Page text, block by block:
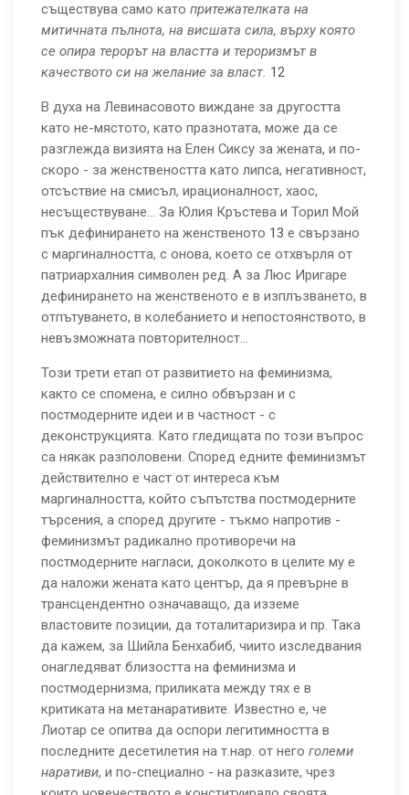
съществува само като притежателката на
митичната пълнота, на висшата сила, върху която
се опира терорът на властта и тероризмът в
качеството си на желание за власт. 12
В духа на Левинасовото виждане за другостта
като не-мястото, като празнотата, може да се
разглежда визията на Елен Сиксу за жената, и по-
скоро - за женствеността като липса, негативност,
отсъствие на смисъл, ирационалност, хаос,
несъществуване... За Юлия Кръстева и Торил Мой
пък дефинирането на женственото 13 е свързано
с маргиналността, с онова, което се отхвърля от
патриархалния символен ред. А за Люс Иригаре
дефинирането на женственото е в изплъзването, в
отпътуването, в колебанието и непостоянството, в
невъзможната повторителност...
Този трети етап от развитието на феминизма,
както се спомена, е силно обвързан и с
постмодерните идеи и в частност - с
деконструкцията. Като гледищата по този въпрос
са някак разполовени. Според едните феминизмът
действително е част от интереса към
маргиналността, който съпътства постмодерните
търсения, а според другите - тъкмо напротив -
феминизмът радикално противоречи на
постмодерните нагласи, доколкото в целите му е
да наложи жената като център, да я превърне в
трансцендентно означаващо, да изземе
властовите позиции, да тоталитаризира и пр. Така
да кажем, за Шийла Бенхабиб, чиито изследвания
онагледяват близостта на феминизма и
постмодернизма, приликата между тях е в
критиката на метанаративите. Известно е, че
Лиотар се опитва да оспори легитимността в
последните десетилетия на т.нар. от него големи
наративи, и по-специално - на разказите, чрез